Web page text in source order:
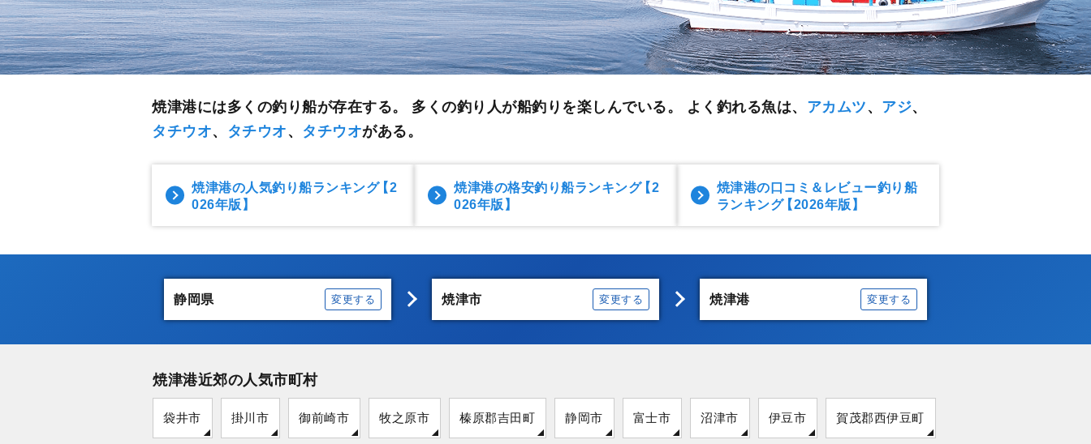
焼津港には多くの釣り船が存在する。 多くの釣り人が船釣りを楽しんでいる。 よく釣れる魚は、 アカムツ 、 アジ、
タチウオ、 タチウオ 、 タチウオがある。
焼津港の人気釣り船ランキング【2
026年版】
焼津港の格安釣り船ランキング【2
026年版】
焼津港の口コミ＆レビュー釣り船
ランキング【2026年版】
静岡県 変更する 焼津市 変更する 焼津港 変更する
焼津港近郊の人気市町村
袋井市 掛川市 御前崎市 牧之原市 榛原郡吉田町 静岡市 富士市 沼津市 伊豆市 賀茂郡西伊豆町